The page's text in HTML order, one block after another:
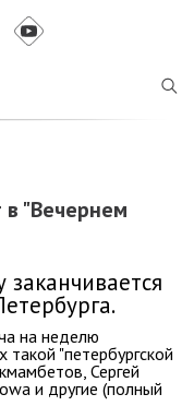
в "Вечернем
на неделю
"петербургской
Сергей
и другие (полный